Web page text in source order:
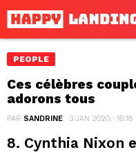
PEOPLE
Ces célèbres
adorons tous
PAR SANDRINE 3 JAN 2020, · 16:18
8. Cynthia Nixon